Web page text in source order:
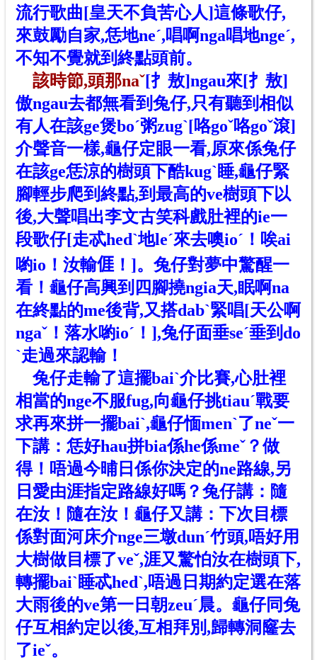
流行歌曲[皇天不負苦心人]這條歌仔,
來鼓勵自家,恁地neˊ,唱啊nga唱地ngeˊ,
不知不覺就到終點頭前。
該時節,頭那naˇ[扌敖]ngau來[扌敖]
傲ngau去都無看到兔仔,只有聽到相似
有人在該ge煲boˊ粥zugˋ[咯goˇ咯goˇ滾]
介聲音一樣,龜仔定眼一看,原來係兔仔
在該ge恁涼的樹頭下酷kugˋ睡,龜仔緊
腳輕步爬到終點,到最高的ve樹頭下以
後,大聲唱出李文古笑科戲肚裡的ie一
段歌仔[走忒hedˋ地leˊ來去噢ioˊ！唉ai
喲io！汝輸𠊎！]。兔仔對夢中驚醒一
看！龜仔高興到四腳撓ngia天,眠啊na
在終點的me後背,又搭dabˋ緊唱[天公啊
ngaˇ！落水喲ioˊ！],兔仔面垂seˊ垂到do
ˋ走過來認輸！
兔仔走輸了這擺baiˋ介比賽,心肚裡
相當的nge不服fug,向龜仔挑tiauˊ戰要
求再來拼一擺baiˋ,龜仔愐menˋ了neˇ一
下講：恁好hau拼bia係he係meˇ？做
得！唔過今晡日係你決定的ne路線,另
日愛由涯指定路線好嗎？兔仔講：隨
在汝！ 隨在汝！ 龜仔又講：下次目標
係對面河床介nge三墩dunˊ竹頭,唔好用
大樹做目標了veˇ,涯又驚怕汝在樹頭下,
轉擺baiˋ睡忒hedˋ,唔過日期約定選在落
大雨後的ve第一日朝zeuˊ晨。龜仔同兔
仔互相約定以後,互相拜別,歸轉洞窿去
了ieˇ。